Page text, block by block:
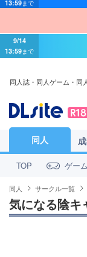
9/14
13:59まで
同人誌・同人ゲーム・同
同人
TOP ゲーム
同人 サークル一覧
気になる陰キ